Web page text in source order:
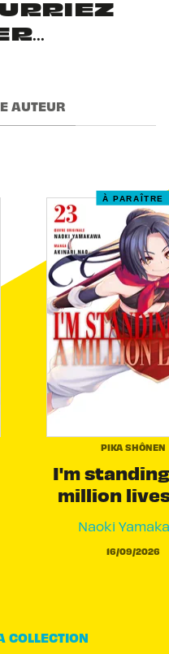
AUTEUR
À PARAÎTRE
PIKA SHÔNEN
I'm
million
Naoki
16/09/2026
COLLECTION